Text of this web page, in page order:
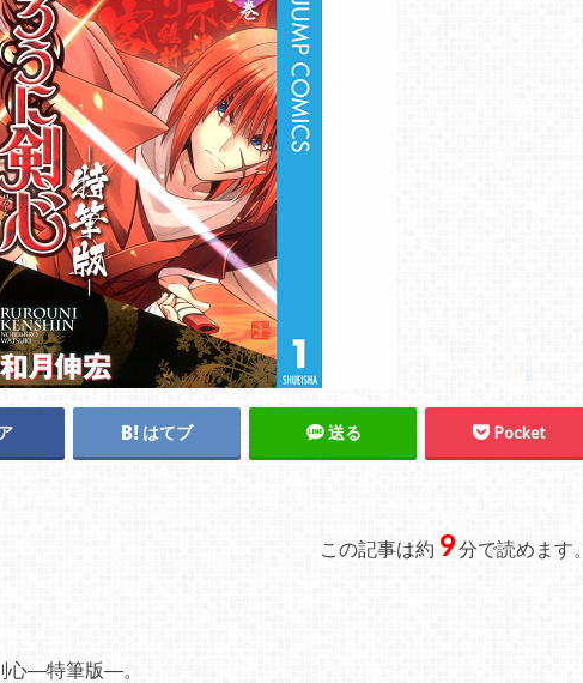
はてブ 送る Pocket
この記事は約 9分で読めます。
心―特筆版―。